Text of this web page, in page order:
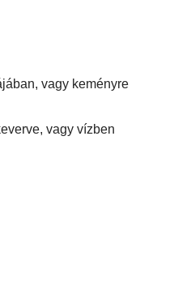
vagy keményre
vagy vízben